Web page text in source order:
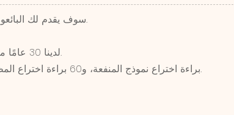
سوف يقدم لك البائعون ذوو الخبرة نصائح عملية.
لدينا 30 عامًا من الخبرة في هذه الصناعة.
30 براءة اختراع نموذج المنفعة، و60 براءة اختراع المظهر و10 براءات اختراع.